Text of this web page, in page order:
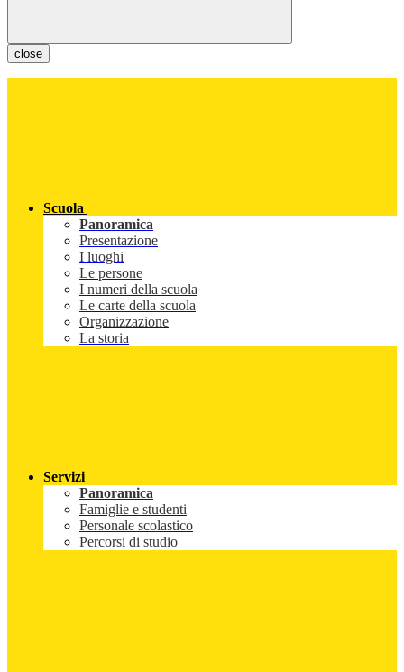
close
Scuola
Panoramica
Presentazione
I luoghi
Le persone
I numeri della scuola
Le carte della scuola
Organizzazione
La storia
Servizi
Panoramica
Famiglie e studenti
Personale scolastico
Percorsi di studio